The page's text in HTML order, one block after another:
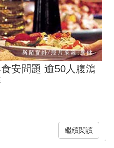
安問題 逾50人腹瀉
繼續閱讀